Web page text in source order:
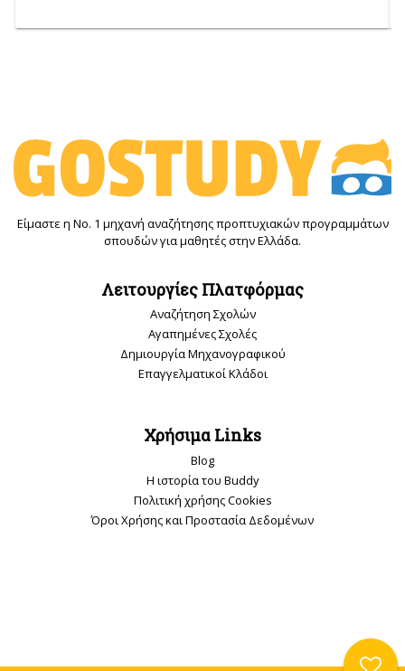
Είμαστε η Νο. 1 μηχανή αναζήτησης προπτυχιακών προγραμμάτων
σπουδών για μαθητές στην Ελλάδα.
Λειτουργίες Πλατφόρμας
Αναζήτηση Σχολών
Αγαπημένες Σχολές
Δημιουργία Μηχανογραφικού
Επαγγελματικοί Κλάδοι
Χρήσιμα Links
Blog
Η ιστορία του Buddy
Πολιτική χρήσης Cookies
Όροι Χρήσης και Προστασία Δεδομένων